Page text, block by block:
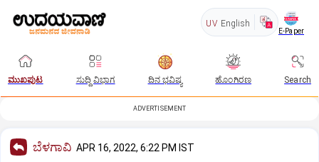
UV English
E-Paper
ಮುಖಪುಟ ಸುದ್ದಿ ವಿಭಾಗ ದಿನ ಭವಿಷ್ಯ ಹೊಂಗಿರಣ Search
ADVERTISEMENT
ಬೆಳಗಾವಿ APR 16, 2022, 6:22 PM IST